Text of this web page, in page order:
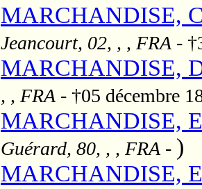
MARCHANDISE,
Jeancourt, 02, , , FRA -
MARCHANDISE,
, , FRA - †05 décembre
MARCHANDISE,
Guérard, 80, , , FRA - )
MARCHANDISE,